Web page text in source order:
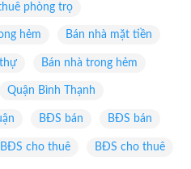
phòng trọ
hẻm Bán nhà mặt tiền
Bán nhà trong hẻm
Quận Bình Thạnh
BĐS bán BĐS bán
BĐS cho thuê BĐS cho thuê